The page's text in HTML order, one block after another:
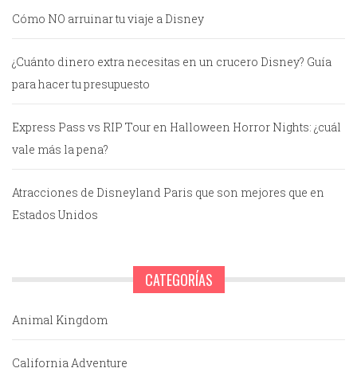
Cómo NO arruinar tu viaje a Disney
¿Cuánto dinero extra necesitas en un crucero Disney? Guía
para hacer tu presupuesto
Express Pass vs RIP Tour en Halloween Horror Nights: ¿cuál
vale más la pena?
Atracciones de Disneyland Paris que son mejores que en
Estados Unidos
CATEGORÍAS
Animal Kingdom
California Adventure